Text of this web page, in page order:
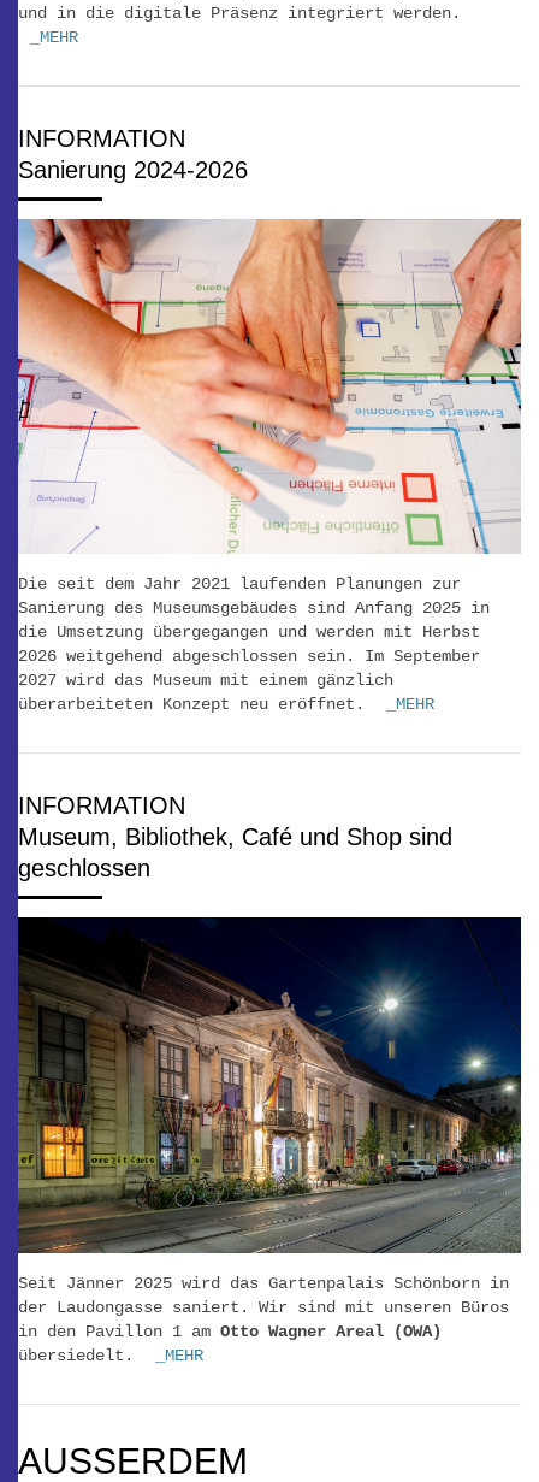
und in die digitale Präsenz integriert werden.
_MEHR
INFORMATION
Sanierung 2024-2026
Die seit dem Jahr 2021 laufenden Planungen zur
Sanierung des Museumsgebäudes sind Anfang 2025 in
die Umsetzung übergegangen und werden mit Herbst
2026 weitgehend abgeschlossen sein. Im September
2027 wird das Museum mit einem gänzlich
überarbeiteten Konzept neu eröffnet.
_MEHR
INFORMATION
Museum, Bibliothek, Café und Shop sind
geschlossen
Seit Jänner 2025 wird das Gartenpalais Schönborn in
der Laudongasse saniert. Wir sind mit unseren Büros
in den Pavillon 1 am Otto Wagner Areal (OWA)
übersiedelt.
_MEHR
AUSSERDEM